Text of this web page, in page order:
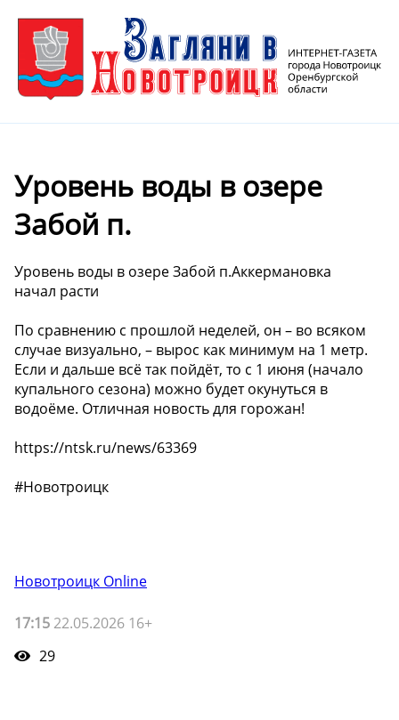
Уровень воды в озере
Забой п.
Уровень воды в озере Забой п.Аккермановка
начал расти
По сравнению с прошлой неделей, он – во всяком
случае визуально, – вырос как минимум на 1 метр.
Если и дальше всё так пойдёт, то с 1 июня (начало
купального сезона) можно будет окунуться в
водоёме. Отличная новость для горожан!
https://ntsk.ru/news/63369
#Новотроицк
Новотроицк Online
17:15 22.05.2026 16+
29